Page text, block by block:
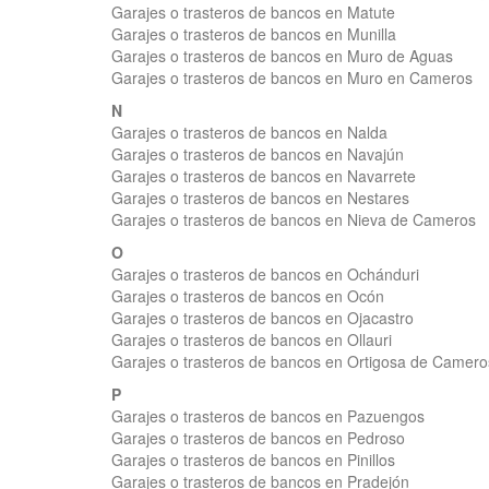
Garajes o trasteros de bancos en Matute
Garajes o trasteros de bancos en Munilla
Garajes o trasteros de bancos en Muro de Aguas
Garajes o trasteros de bancos en Muro en Cameros
N
Garajes o trasteros de bancos en Nalda
Garajes o trasteros de bancos en Navajún
Garajes o trasteros de bancos en Navarrete
Garajes o trasteros de bancos en Nestares
Garajes o trasteros de bancos en Nieva de Cameros
O
Garajes o trasteros de bancos en Ochánduri
Garajes o trasteros de bancos en Ocón
Garajes o trasteros de bancos en Ojacastro
Garajes o trasteros de bancos en Ollauri
Garajes o trasteros de bancos en Ortigosa de
P
Garajes o trasteros de bancos en Pazuengos
Garajes o trasteros de bancos en Pedroso
Garajes o trasteros de bancos en Pinillos
Garajes o trasteros de bancos en Pradejón